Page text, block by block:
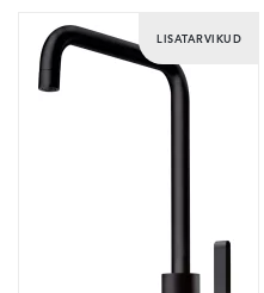
LISATARVIKUD